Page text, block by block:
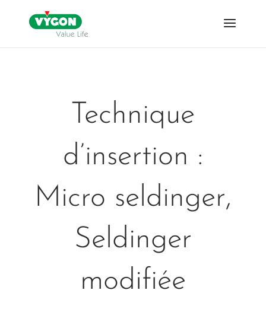
Technique
d’insertion :
Micro seldinger,
Seldinger
modifiée